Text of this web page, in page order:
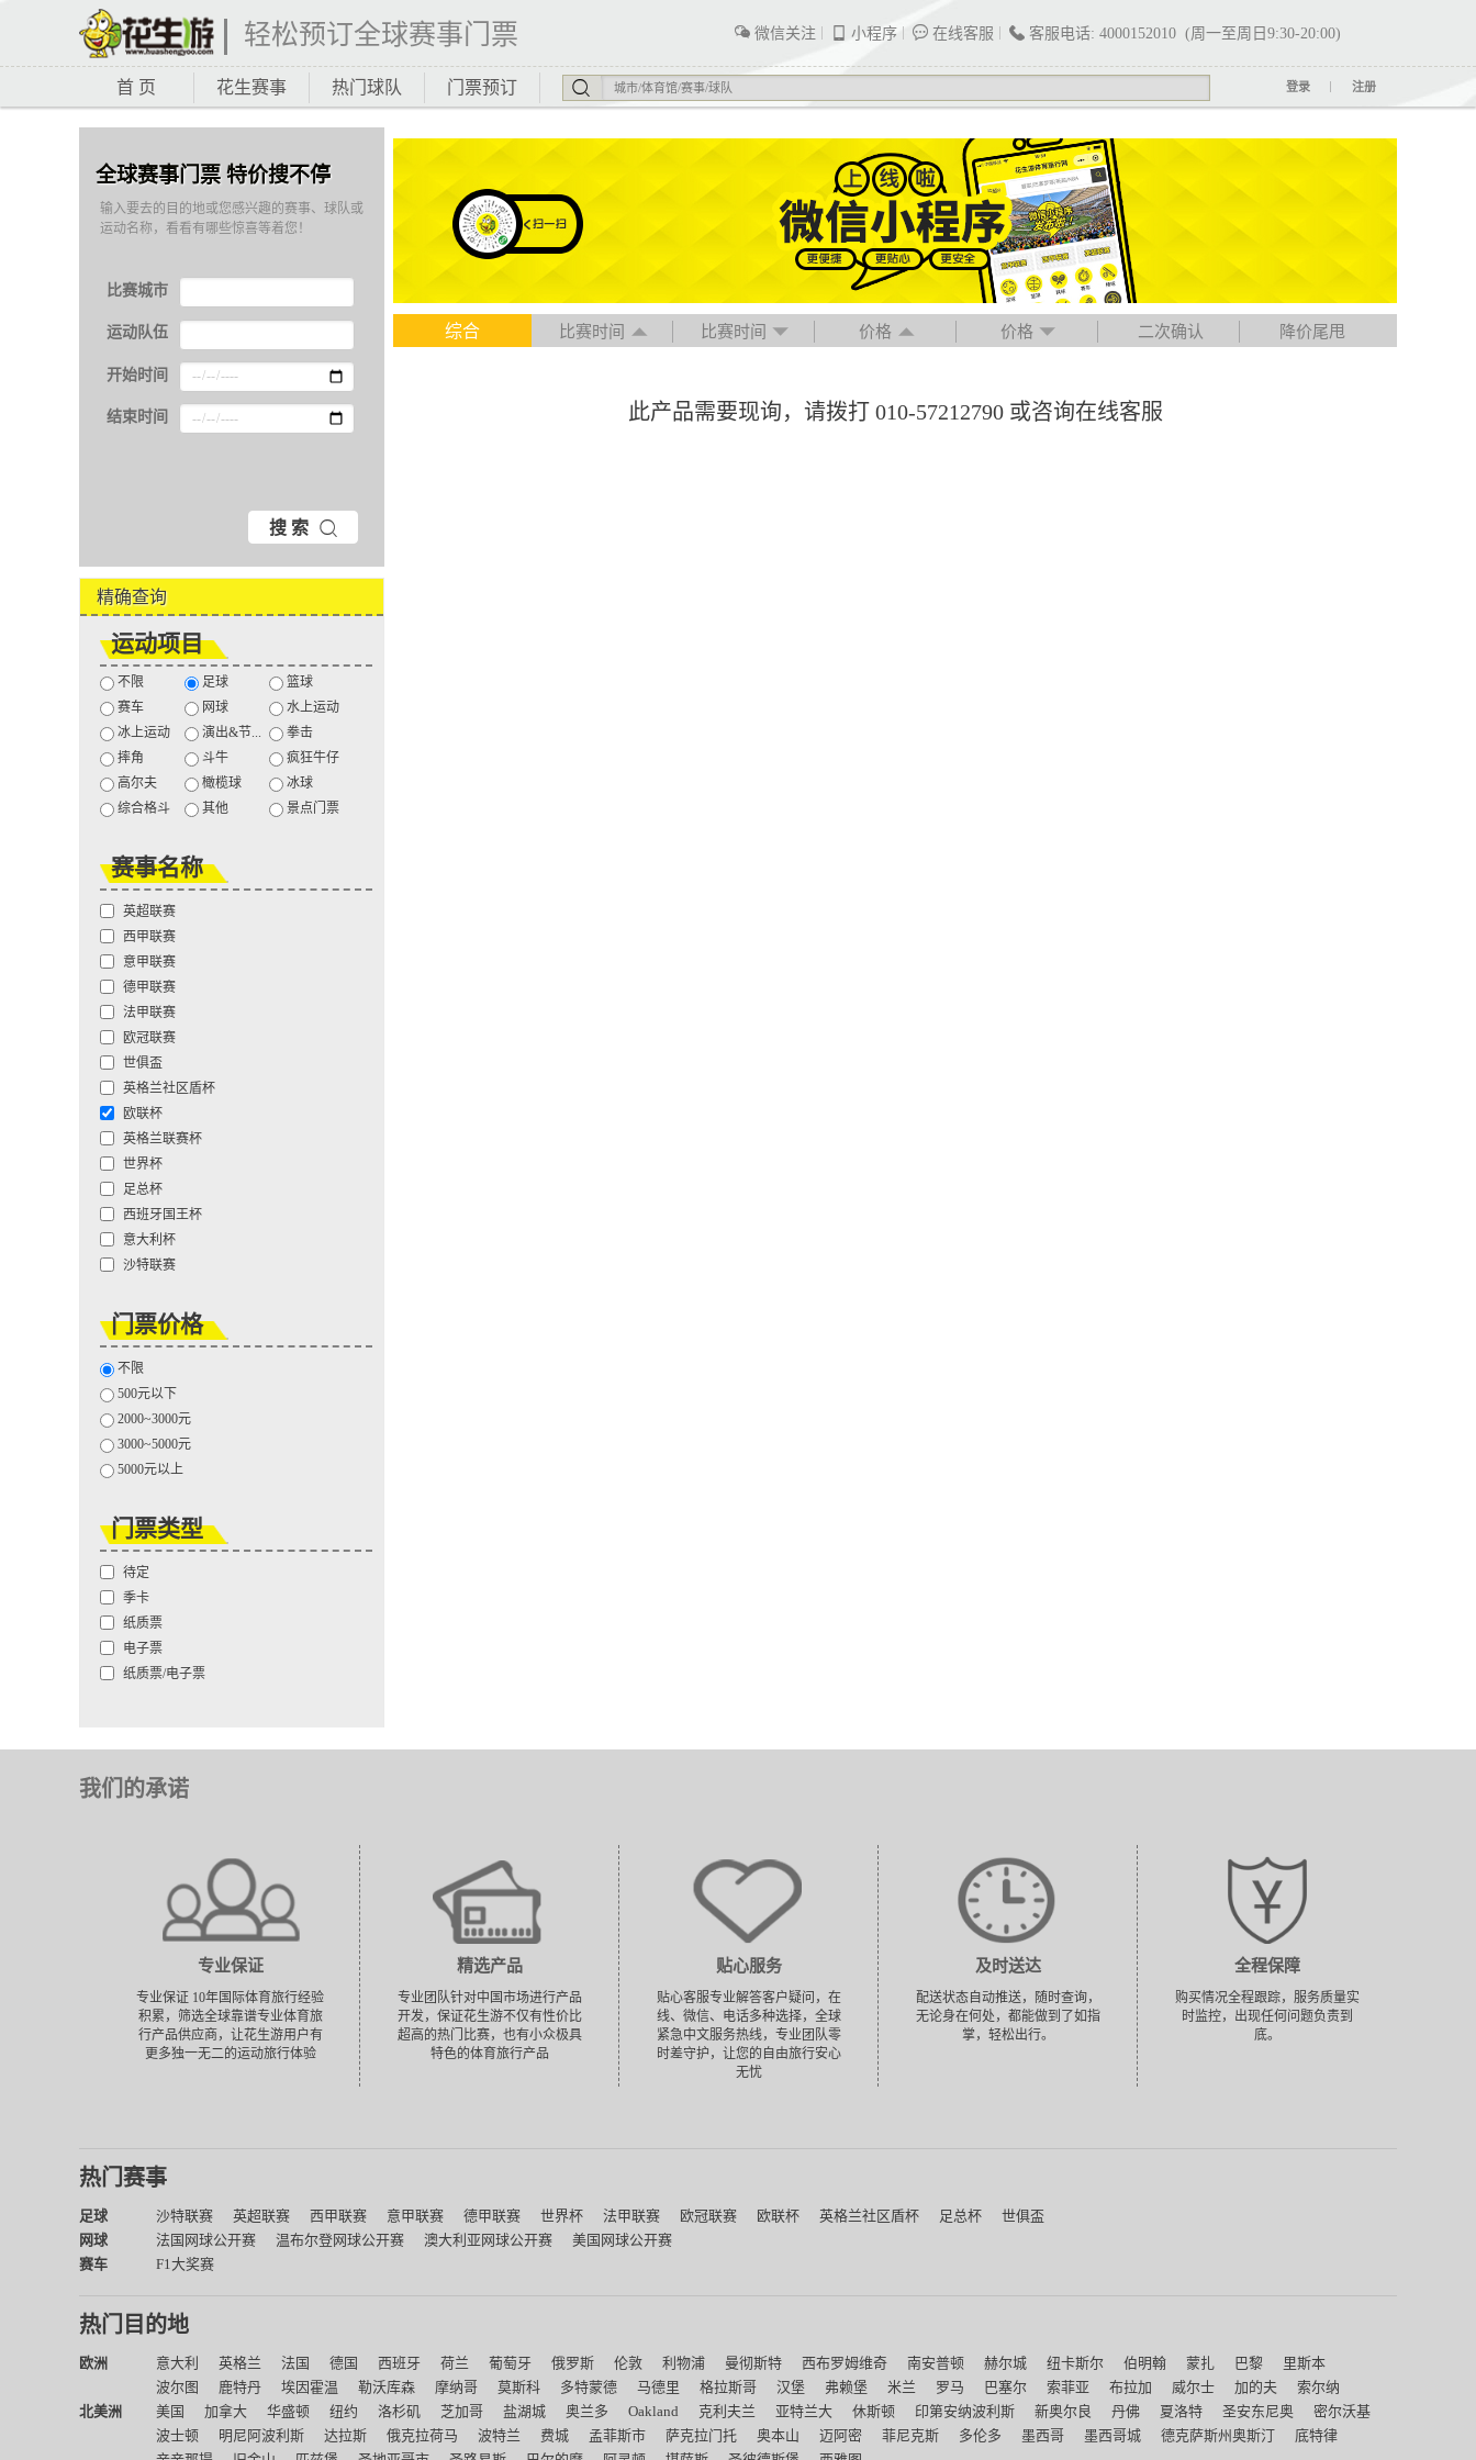
轻松预订全球赛事门票 微信关注 小程序 在线客服 客服电话: 4000152010 (周一至周日9:30-20:00)
首 页 花生赛事 热门球队 门票预订 登录 注册
综合 比赛时间 比赛时间 价格 价格 二次确认 降价尾甩
此产品需要现询，请拨打 010-57212790 或咨询在线客服
全球赛事门票 特价搜不停
输入要去的目的地或您感兴趣的赛事、球队或
运动名称，看看有哪些惊喜等着您！
比赛城市
运动队伍
开始时间
结束时间
搜 索
精确查询
运动项目
不限 足球
篮球
赛车
网球
水上运动
冰上运动
演出&节...
拳击
摔角
斗牛
疯狂牛仔
高尔夫
橄榄球
冰球
综合格斗
其他 景点门票
赛事名称
英超联赛
西甲联赛
意甲联赛
德甲联赛
法甲联赛
欧冠联赛
世俱盃
英格兰社区盾杯
欧联杯
英格兰联赛杯
世界杯
足总杯
西班牙国王杯
意大利杯
沙特联赛
门票价格
不限
500元以下
2000~3000元
3000~5000元
5000元以上
门票类型
待定
季卡
纸质票
电子票
纸质票/电子票
我们的承诺
专业保证
专业保证 10年国际体育旅行经验
积累，筛选全球靠谱专业体育旅
行产品供应商，让花生游用户有
更多独一无二的运动旅行体验
精选产品
专业团队针对中国市场进行产品
开发，保证花生游不仅有性价比
超高的热门比赛，也有小众极具
特色的体育旅行产品
贴心服务
贴心客服专业解答客户疑问，在
线、微信、电话多种选择，全球
紧急中文服务热线，专业团队零
时差守护，让您的自由旅行安心
无忧
及时送达
配送状态自动推送，随时查询，
无论身在何处，都能做到了如指
掌，轻松出行。
全程保障
购买情况全程跟踪，服务质量实
时监控，出现任何问题负责到
底。
热门赛事
足球 沙特联赛 英超联赛 西甲联赛 意甲联赛 德甲联赛 世界杯 法甲联赛 欧冠联赛 欧联杯 英格兰社区盾杯 足总杯
世俱盃
网球
法国网球公开赛 温布尔登网球公开赛 澳大利亚网球公开赛
美国网球公开赛
赛车
F1大奖赛
热门目的地
欧洲 意大利 英格兰 法国 德国 西班牙 荷兰 葡萄牙 俄罗斯 伦敦 利物浦 曼彻斯特 西布罗姆维奇 南安普顿 赫尔城 纽卡斯尔 伯明翰 蒙扎 巴黎
里斯本
波尔图
鹿特丹 埃因霍温 勒沃库森 摩纳哥 莫斯科 多特蒙德 马德里 格拉斯哥 汉堡 弗赖堡 米兰 罗马 巴塞尔 索菲亚 布拉加 威尔士 加的夫
索尔纳
北美洲
美国 加拿大 华盛顿 纽约 洛杉矶 芝加哥 盐湖城 奥兰多 Oakland 克利夫兰 亚特兰大 休斯顿 印第安纳波利斯 新奥尔良 丹佛 夏洛特 圣安东尼奥
密尔沃基
波士顿
明尼阿波利斯 达拉斯 俄克拉荷马 波特兰 费城 孟菲斯市 萨克拉门托 奥本山 迈阿密 菲尼克斯 多伦多 墨西哥 墨西哥城 德克萨斯州奥斯汀
底特律